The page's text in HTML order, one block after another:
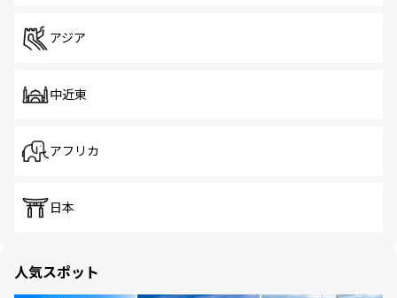
アジア
中近東
アフリカ
日本
人気スポット